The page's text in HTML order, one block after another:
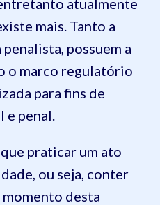
mais. Tanto a
possuem a
o marco regulatório
para fins de
penal.
praticar um ato
ou seja, conter
momento desta